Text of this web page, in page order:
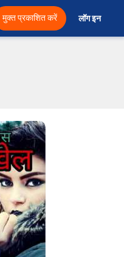
मुक्त प्रकाशित करें लॉग इन